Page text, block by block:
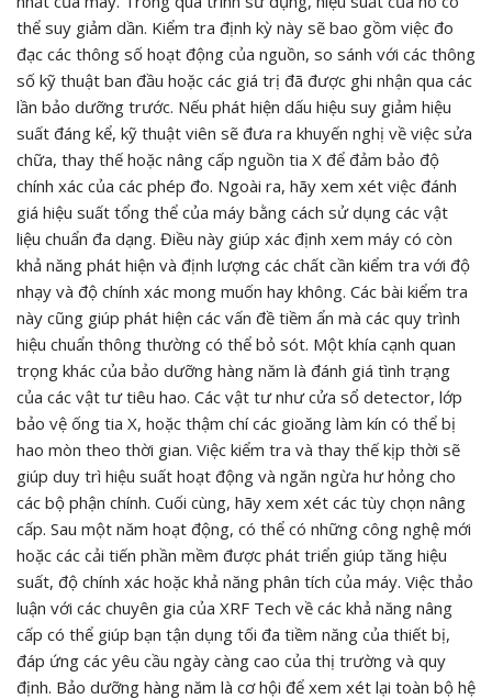
thể suy giảm dần. Kiểm tra định kỳ này sẽ bao gồm việc đo
đạc các thông số hoạt động của nguồn, so sánh với các thông
số kỹ thuật ban đầu hoặc các giá trị đã được ghi nhận qua các
lần bảo dưỡng trước. Nếu phát hiện dấu hiệu suy giảm hiệu
suất đáng kể, kỹ thuật viên sẽ đưa ra khuyến nghị về việc sửa
chữa, thay thế hoặc nâng cấp nguồn tia X để đảm bảo độ
chính xác của các phép đo. Ngoài ra, hãy xem xét việc đánh
giá hiệu suất tổng thể của máy bằng cách sử dụng các vật
liệu chuẩn đa dạng. Điều này giúp xác định xem máy có còn
khả năng phát hiện và định lượng các chất cần kiểm tra với độ
nhạy và độ chính xác mong muốn hay không. Các bài kiểm tra
này cũng giúp phát hiện các vấn đề tiềm ẩn mà các quy trình
hiệu chuẩn thông thường có thể bỏ sót. Một khía cạnh quan
trọng khác của bảo dưỡng hàng năm là đánh giá tình trạng
của các vật tư tiêu hao. Các vật tư như cửa sổ detector, lớp
bảo vệ ống tia X, hoặc thậm chí các gioăng làm kín có thể bị
hao mòn theo thời gian. Việc kiểm tra và thay thế kịp thời sẽ
giúp duy trì hiệu suất hoạt động và ngăn ngừa hư hỏng cho
các bộ phận chính. Cuối cùng, hãy xem xét các tùy chọn nâng
cấp. Sau một năm hoạt động, có thể có những công nghệ mới
hoặc các cải tiến phần mềm được phát triển giúp tăng hiệu
suất, độ chính xác hoặc khả năng phân tích của máy. Việc thảo
luận với các chuyên gia của XRF Tech về các khả năng nâng
cấp có thể giúp bạn tận dụng tối đa tiềm năng của thiết bị,
đáp ứng các yêu cầu ngày càng cao của thị trường và quy
định. Bảo dưỡng hàng năm là cơ hội để xem xét lại toàn bộ hệ